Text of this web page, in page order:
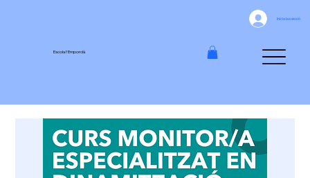
Escola l'Empordà
Inicia la sessió